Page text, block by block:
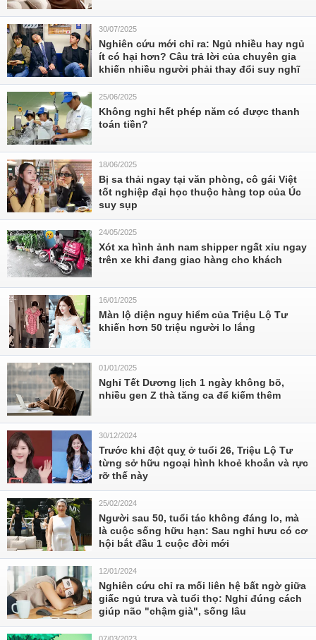
30/07/2025
Nghiên cứu mới chỉ ra: Ngủ nhiều hay ngủ
ít có hại hơn? Câu trả lời của chuyên gia
khiến nhiều người phải thay đổi suy nghĩ
25/06/2025
Không nghỉ hết phép năm có được thanh
toán tiền?
18/06/2025
Bị sa thải ngay tại văn phòng, cô gái Việt
tốt nghiệp đại học thuộc hàng top của Úc
suy sụp
24/05/2025
Xót xa hình ảnh nam shipper ngất xỉu ngay
trên xe khi đang giao hàng cho khách
16/01/2025
Màn lộ diện nguy hiểm của Triệu Lộ Tư
khiến hơn 50 triệu người lo lắng
01/01/2025
Nghỉ Tết Dương lịch 1 ngày không bõ,
nhiều gen Z thà tăng ca để kiếm thêm
30/12/2024
Trước khi đột quỵ ở tuổi 26, Triệu Lộ Tư
từng sở hữu ngoại hình khoẻ khoắn và rực
rỡ thế này
25/02/2024
Người sau 50, tuổi tác không đáng lo, mà
là cuộc sống hữu hạn: Sau nghỉ hưu có cơ
hội bắt đầu 1 cuộc đời mới
12/01/2024
Nghiên cứu chỉ ra mối liên hệ bất ngờ giữa
giấc ngủ trưa và tuổi thọ: Nghỉ đúng cách
giúp não "chậm già", sống lâu